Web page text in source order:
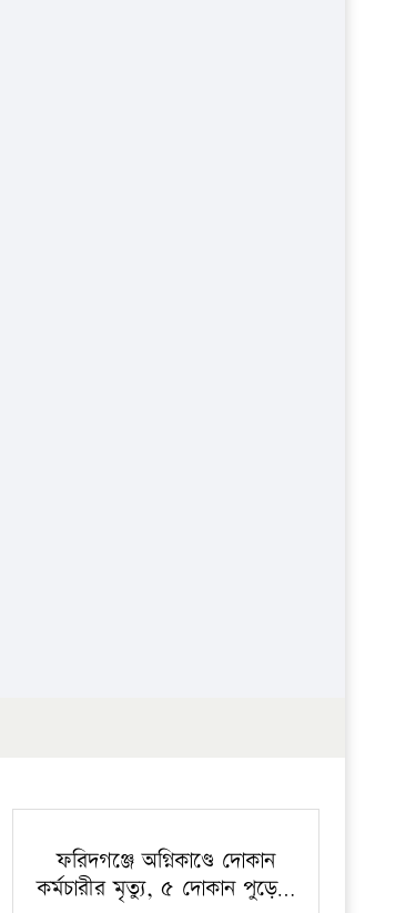
ফরিদগঞ্জে অগ্নিকাণ্ডে দোকান
কর্মচারীর মৃত্যু, ৫ দোকান পুড়ে…